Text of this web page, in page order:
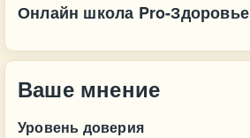
Онлайн школа Pro-Здоровье
Ваше мнение
Уровень доверия